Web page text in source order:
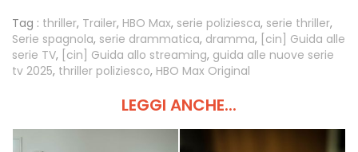
Tag : thriller, Trailer, HBO Max, serie poliziesca, serie thriller,
Serie spagnola, serie drammatica, dramma, [cin] Guida alle
serie TV, [cin] Guida allo streaming, guida alle nuove serie
tv 2025, thriller poliziesco, HBO Max Original
LEGGI ANCHE...